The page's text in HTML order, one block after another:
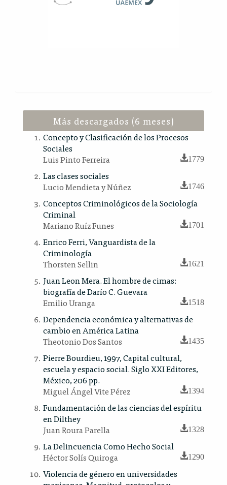
Más descargados (6 meses)
Concepto y Clasificación de los Procesos
Sociales
Luis Pinto Ferreira
1779
Las clases sociales
Lucio Mendieta y Núñez
1746
Conceptos Criminológicos de la Sociología
Criminal
Mariano Ruíz Funes
1701
Enrico Ferri, Vanguardista de la
Criminología
Thorsten Sellin
1621
Juan Leon Mera. El hombre de cimas:
biografía de Darío C. Guevara
Emilio Uranga
1518
Dependencia económica y alternativas de
cambio en América Latina
Theotonio Dos Santos
1435
Pierre Bourdieu, 1997, Capital cultural,
escuela y espacio social. Siglo XXI Editores,
México, 206 pp.
Miguel Ángel Vite Pérez
1394
Fundamentación de las ciencias del espíritu
en Dilthey
Juan Roura Parella
1328
La Delincuencia Como Hecho Social
Héctor Solís Quiroga
1290
Violencia de género en universidades